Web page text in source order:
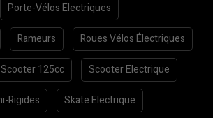
Porte-Vélos Electriques
Rameurs Roues Vélos Électriques
Scooter 125cc Scooter Electrique
Rigides Skate Electrique